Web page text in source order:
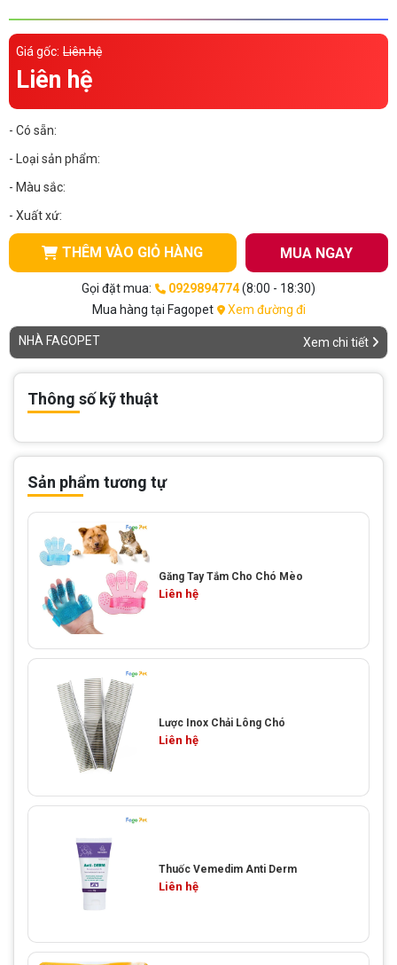
spa cho thú cưng
CHÍNH SÁCH
Chính sách mua hàng
Chính sách bảo hành
Chính sách đổi trả
0929894774
Giá gốc: Liên hệ
Liên hệ
- Có sẵn:
- Loại sản phẩm:
- Màu sắc:
- Xuất xứ:
THÊM VÀO GIỎ HÀNG MUA NGAY
Gọi đặt mua: 0929894774(8:00 - 18:30)
Mua hàng tại Fagopet
Xem đường đi
NHÀ FAGOPET Xem chi tiết
Thông số kỹ thuật
Sản phẩm tương tự
Găng Tay Tắm Cho Chó Mèo
Liên hệ
Lược Inox Chải Lông Chó
Liên hệ
Thuốc Vemedim Anti Derm
Liên hệ